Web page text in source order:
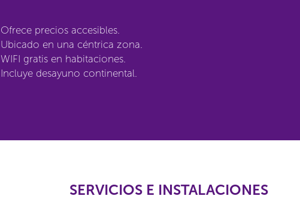
Ofrece precios accesibles.
Ubicado en una céntrica zona.
WIFI gratis en habitaciones.
Incluye desayuno continental.
SERVICIOS E INSTALACIONES